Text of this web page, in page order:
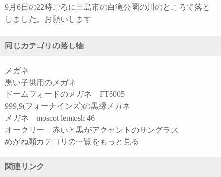
9月6日の22時ごろに三島市の白滝公園の川のところで落と
しました。お願いします
同じカテゴリの落し物
メガネ
黒い子供用のメガネ
ドームフォードのメガネ FT6005
999,9(フォーナインズ)の黒縁メガネ
メガネ moscot lemtosh 46
オークリー 赤いと黒がアクセントのサングラス
めがね類カテゴリの一覧をもっと見る
関連リンク